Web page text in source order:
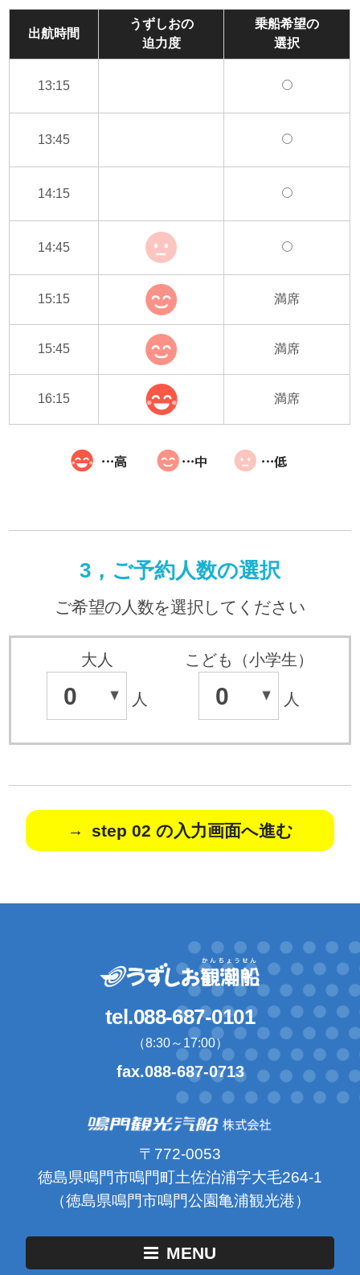
出航時間
うずしおの
迫力度
乗船希望の
選択
13:15
13:45
14:15
14:45
15:15 満席
15:45 満席
16:15 満席
3，ご予約人数の選択
ご希望の人数を選択してください
大人
0 人
こども（小学生）
0 人
step 02 の入力画面へ進む
tel.088-687-0101
（8:30～17:00）
fax.088-687-0713
〒772-0053
徳島県鳴門市鳴門町土佐泊浦字大毛264-1
（徳島県鳴門市鳴門公園亀浦観光港）
MENU